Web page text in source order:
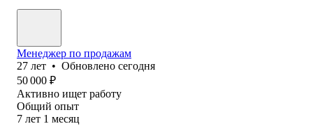
Менеджер по продажам
27 лет • Обновлено сегодня
50 000 ₽
Активно ищет работу
Общий опыт
7 лет 1 месяц